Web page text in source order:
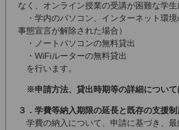
なく、オンライン授業の受講が困難な学生
・学内のパソコン、インターネット環境
事態宣言が解除された場合）
・ノートパソコンの無料貸出
・WiFiルーターの無料貸出
を行います。
※申請方法、貸出時期等の詳細について
３．学費等納入期限の延長と既存の支援制
学費の納入について、申請に基づき、最